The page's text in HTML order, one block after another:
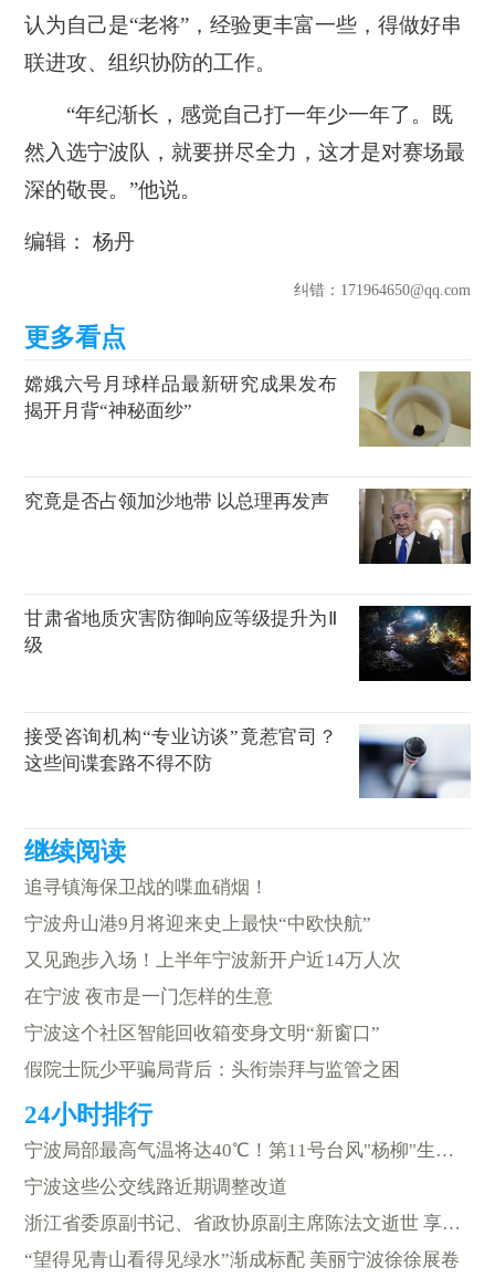
认为自己是“老将”，经验更丰富一些，得做好串
联进攻、组织协防的工作。
“年纪渐长，感觉自己打一年少一年了。既
然入选宁波队，就要拼尽全力，这才是对赛场最
深的敬畏。”他说。
编辑： 杨丹
纠错：171964650@qq.com
嫦娥六号月球样品最新研究成果发布
揭开月背“神秘面纱”
究竟是否占领加沙地带 以总理再发声
甘肃省地质灾害防御响应等级提升为Ⅱ
级
接受咨询机构“专业访谈”竟惹官司？
这些间谍套路不得不防
追寻镇海保卫战的喋血硝烟！
宁波舟山港9月将迎来史上最快“中欧快航”
又见跑步入场！上半年宁波新开户近14万人次
在宁波 夜市是一门怎样的生意
宁波这个社区智能回收箱变身文明“新窗口”
假院士阮少平骗局背后：头衔崇拜与监管之困
宁波局部最高气温将达40℃！第11号台风"杨柳"生成 最新路径公布
宁波这些公交线路近期调整改道
浙江省委原副书记、省政协原副主席陈法文逝世 享年96岁
“望得见青山看得见绿水”渐成标配 美丽宁波徐徐展卷